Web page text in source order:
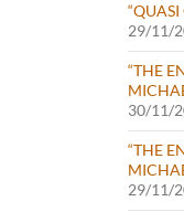
29/11/
“THE
30/11/
“THE
29/11/